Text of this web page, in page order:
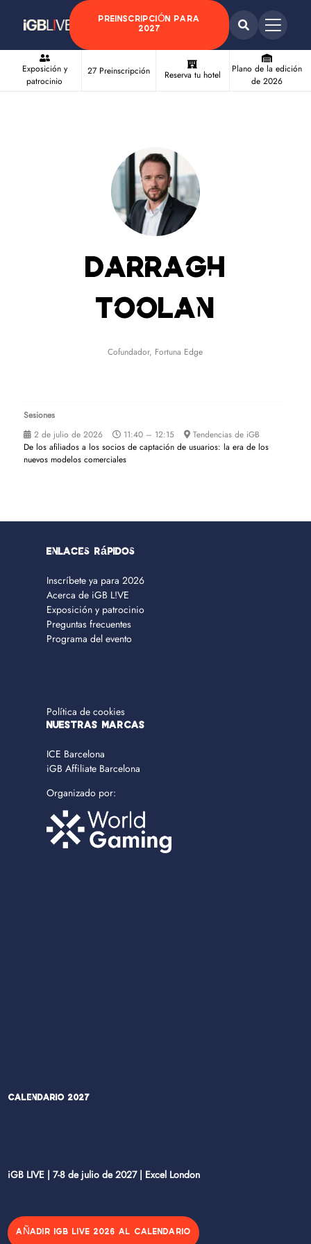
PREINSCRIPCIÓN PARA
2027
Exposición y
patrocinio
27 Preinscripción Reserva tu hotel
Plano de la edición
de 2026
Darragh
Toolan
Cofundador, Fortuna Edge
Sesiones
2 de julio de 2026
11:40 – 12:15
Tendencias de iGB
De los afiliados a los socios de captación de usuarios: la era de los
nuevos modelos comerciales
Enlaces rápidos
Inscríbete ya para 2026
Acerca de iGB L!VE
Exposición y patrocinio
Preguntas frecuentes
Programa del evento
Política de cookies
NUESTRAS MARCAS
ICE Barcelona
iGB Affiliate Barcelona
Organizado por:
Calendario 2027
iGB LIVE | 7-8 de julio de 2027 | Excel London
AÑADIR IGB LIVE 2026 AL CALENDARIO